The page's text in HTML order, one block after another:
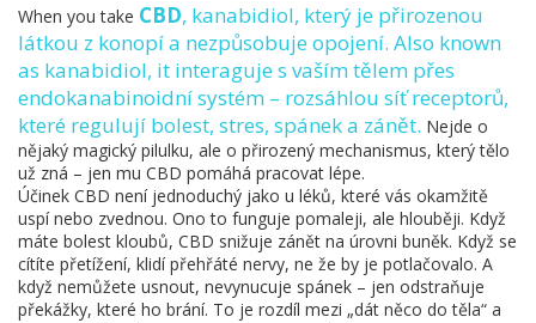
When you take CBD, kanabidiol, který je přirozenou
látkou z konopí a nezpůsobuje opojení. Also known
as kanabidiol, it interaguje s vaším tělem přes
endokanabinoidní systém – rozsáhlou síť receptorů,
které regulují bolest, stres, spánek a zánět. Nejde o
nějaký magický pilulku, ale o přirozený mechanismus, který tělo
už zná – jen mu CBD pomáhá pracovat lépe.
Účinek CBD není jednoduchý jako u léků, které vás okamžitě
uspí nebo zvednou. Ono to funguje pomaleji, ale hlouběji. Když
máte bolest kloubů, CBD snižuje zánět na úrovni buněk. Když se
cítíte přetížení, klidí přehřáté nervy, ne že by je potlačovalo. A
když nemůžete usnout, nevynucuje spánek – jen odstraňuje
překážky, které ho brání. To je rozdíl mezi „dát něco do těla“ a